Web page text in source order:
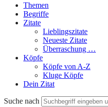
Themen
Begriffe
Zitate
Lieblingszitate
Neueste Zitate
Überraschung …
Köpfe
Köpfe von A-Z
Kluge Köpfe
Dein Zitat
Suche nach